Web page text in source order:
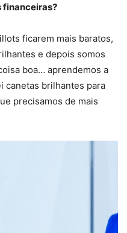
financeiras?
ficarem mais baratos,
e depois somos
boa… aprendemos a
canetas brilhantes para
precisamos de mais